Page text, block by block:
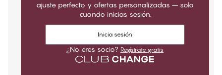
ajuste perfecto y ofertas personalizadas – solo
cuando inicias sesión.
Inicia sesión
¿No eres socio? Regístrate gratis